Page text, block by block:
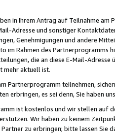
in Ihrem Antrag auf Teilnahme
Adresse und sonstiger
Genehmigungen und andere
im Rahmen des Partnerprogramms
die an diese E-Mail-
mehr aktuell ist.
Partnerprogramm teilnehmen,
erbringen, es sei denn, Sie haben
ist kostenlos und wir stellen auf
Wir haben zu keinem
zu erbringen; bitte lassen Sie